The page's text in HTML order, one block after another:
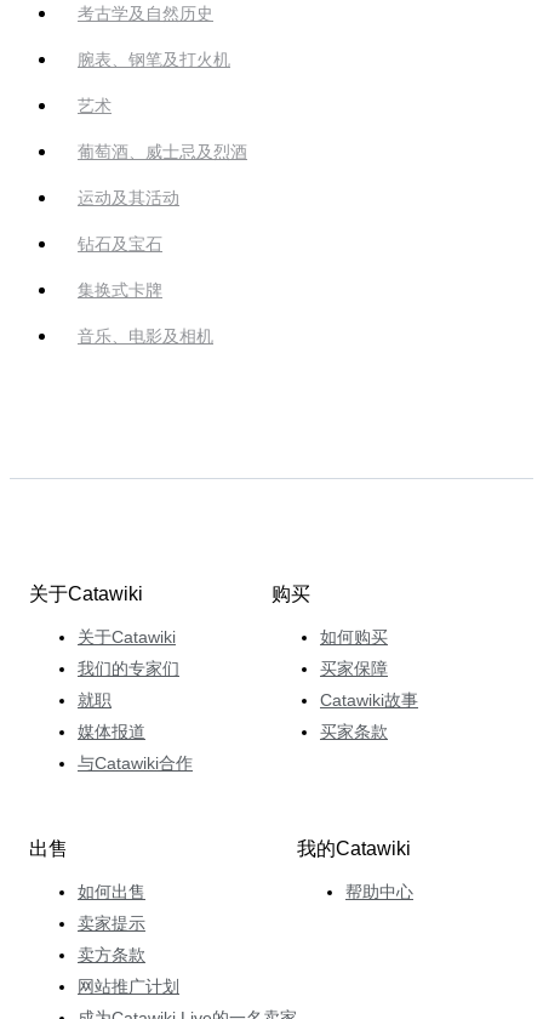
考古学及自然历史
腕表、钢笔及打火机
艺术
葡萄酒、威士忌及烈酒
运动及其活动
钻石及宝石
集换式卡牌
音乐、电影及相机
关于Catawiki
关于Catawiki
我们的专家们
就职
媒体报道
与Catawiki合作
购买
如何购买
买家保障
Catawiki故事
买家条款
出售
如何出售
卖家提示
卖方条款
网站推广计划
我的Catawiki
帮助中心